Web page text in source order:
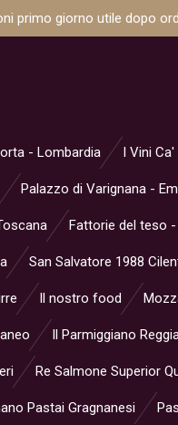
primo giorno utile dopo
- Lombardia I Vini
Palazzo di Varignana -
Fattorie del teso
San Salvatore 1988
Il nostro food
Il Parmiggiano
Re Salmone Superior
Pastai Gragnanesi